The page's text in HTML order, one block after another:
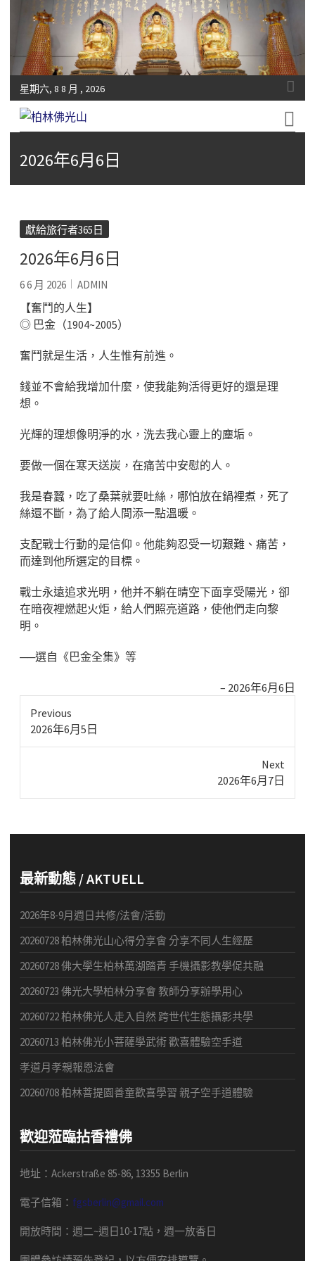
星期六, 8 8 月 , 2026
Fo-Guang-Shan-Tempel, Berlin e.V.
2026年6月6日
獻給旅行者365日
2026年6月6日
6 6 月 2026 ADMIN
【奮鬥的人生】
◎ 巴金（1904~2005）
奮鬥就是生活，人生惟有前進。
錢並不會給我增加什麼，使我能夠活得更好的還是理
想。
光輝的理想像明淨的水，洗去我心靈上的塵垢。
要做一個在寒天送炭，在痛苦中安慰的人。
我是春蠶，吃了桑葉就要吐絲，哪怕放在鍋裡煮，死了
絲還不斷，為了給人間添一點溫暖。
支配戰士行動的是信仰。他能夠忍受一切艱難、痛苦，
而達到他所選定的目標。
戰士永遠追求光明，他并不躺在晴空下面享受陽光，卻
在暗夜裡燃起火炬，給人們照亮道路，使他們走向黎
明。
──選自《巴金全集》等
2026年6月6日
Previous
Previous
2026年6月5日
Next
2026年6月7日
最新動態 / AKTUELL
2026年8-9月週日共修/法會/活動
20260728 柏林佛光山心得分享會 分享不同人生經歷
20260728 佛大學生柏林萬湖踏青 手機攝影教學促共融
20260723 佛光大學柏林分享會 教師分享辦學用心
20260722 柏林佛光人走入自然 跨世代生態攝影共學
20260713 柏林佛光小菩薩學武術 歡喜體驗空手道
孝道月孝親報恩法會
20260708 柏林菩提園善童歡喜學習 親子空手道體驗
歡迎蒞臨拈香禮佛
地址：Ackerstraße 85-86, 13355 Berlin
電子信箱： fgsberlin@gmail.com
開放時間 ： 週二~週日 10-17點， 週一放香日